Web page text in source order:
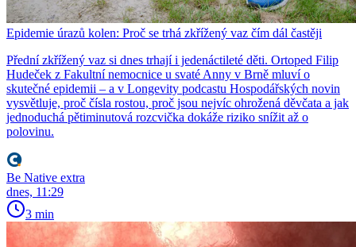
Epidemie úrazů kolen: Proč se trhá zkřížený vaz čím dál častěji
Přední zkřížený vaz si dnes trhají i jedenáctileté děti. Ortoped Filip
Hudeček z Fakultní nemocnice u svaté Anny v Brně mluví o
skutečné epidemii – a v Longevity podcastu Hospodářských novin
vysvětluje, proč čísla rostou, proč jsou nejvíc ohrožená děvčata a jak
jednoduchá pětiminutová rozcvička dokáže riziko snížit až o
polovinu.
Be Native extra
dnes, 11:29
3 min